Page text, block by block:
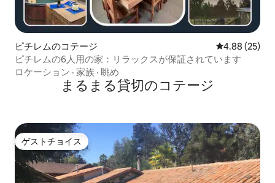
ピチレムのコテージ レビュー25
4.88 (25)
ピチレムの6人用の家：リラックスが保証されています
ロケーション · 家族 · 眺め
まるまる貸切のコテージ
ゲストチョイス
ゲストチョイス